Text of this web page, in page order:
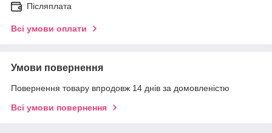
Післяплата
Всі умови оплати
Умови повернення
Повернення товару впродовж 14 днів за домовленістю
Всі умови повернення